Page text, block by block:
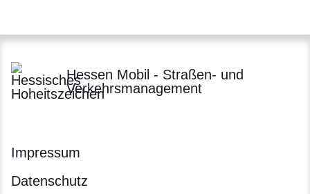
Hessen Mobil - Straßen- und
Verkehrsmanagement
Impressum
Datenschutz